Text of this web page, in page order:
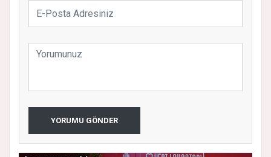
YORUMU GÖNDER